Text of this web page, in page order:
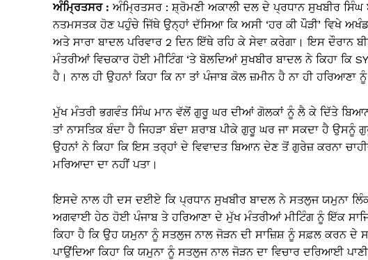
ਅੰਮ੍ਰਿਤਸਰ : ਅੰਮ੍ਰਿਤਸਰ : ਸ਼੍ਰੋਮਣੀ ਅਕਾਲੀ ਦਲ ਦੇ ਪ੍ਰਧਾਨ ਸੁਖਬੀਰ ਸਿੰਘ
ਨਤਮਸਤਕ ਹੋਣ ਪਹੁੰਚੇ ਜਿੱਥੇ ਉਨ੍ਹਾਂ ਦੱਸਿਆ ਕਿ ਅਸੀ ‘ਹਰ ਕੀ ਪੌੜੀ’ ਵਿਖੇ
ਅਤੇ ਸਾਰਾ ਬਾਦਲ ਪਰਿਵਾਰ 2 ਦਿਨ ਇੱਥੇ ਰਹਿ ਕੇ ਸੇਵਾ ਕਰੇਗਾ। ਇਸ ਦੌਰਾਨ
ਮੰਤਰੀਆਂ ਵਿਚਕਾਰ ਹੋਈ ਮੀਟਿੰਗ ‘ਤੇ ਬੋਲਦਿਆਂ ਸੁਖਬੀਰ ਬਾਦਲ ਨੇ ਕਿਹਾ ਕਿ
ਹੈ। ਨਾਲ ਹੀ ਉਹਨਾਂ ਕਿਹਾ ਕਿ ਨਾ ਤਾਂ ਪੰਜਾਬ ਕੋਲ ਜ਼ਮੀਨ ਹੈ ਨਾ ਹੀ ਹਰਿਆਣਾ
ਮੁੱਖ ਮੰਤਰੀ ਭਗਵੰਤ ਸਿੰਘ ਮਾਨ ਵੱਲੋਂ ਗੁਰੂ ਘਰ ਦੀਆਂ ਗੋਲਕਾਂ ਨੂੰ ਲੈ ਕੇ ਦਿੱਤੇ ਬਿਆਨ
ਤਾਂ ਨਾਸਤਿਕ ਬੰਦਾ ਹੈ ਜਿਹੜਾ ਬੰਦਾ ਸ਼ਰਾਬ ਪੀਕੇ ਗੁਰੂ ਘਰ ਜਾ ਸਕਦਾ ਹੈ ਉਸਨੂੰ
ਉਹਨਾਂ ਨੇ ਕਿਹਾ ਕਿ ਇਸ ਤਰ੍ਹਾਂ ਦੇ ਵਿਵਾਦਤ ਬਿਆਨ ਦੇਣ ਤੋਂ ਗੁਰੇਜ਼ ਕਰਨਾ
ਮਰਿਆਦਾ ਦਾ ਨਹੀਂ ਪਤਾ।
ਇਸਦੇ ਨਾਲ ਹੀ ਦਸ ਦਈਏ ਕਿ ਪ੍ਰਧਾਨ ਸੁਖਬੀਰ ਬਾਦਲ ਨੇ ਸਤਲੁਜ ਯਮੁਨਾ
ਅਗਵਾਈ ਹੇਠ ਹੋਈ ਪੰਜਾਬ ਤੇ ਹਰਿਆਣਾ ਦੇ ਮੁੱਖ ਮੰਤਰੀਆਂ ਮੀਟਿੰਗ ਨੂੰ ਇੱਕ
ਕਿਹਾ ਹੈ ਕਿ ਉਹ ਯਮੁਨਾ ਨੂੰ ਸਤਲੁਜ ਨਾਲ ਜੋੜਨ ਦੀ ਸਾਜ਼ਿਸ਼ ਨੂੰ ਸਫ਼ਲ ਕਰਨ
ਪਾਉਂਦਿਆ ਕਿਹਾ ਕਿ ਯਮੁਨਾ ਨੂੰ ਸਤਲੁਜ ਨਾਲ ਜੋੜਨ ਦਾ ਵਿਚਾਰ ਦਰਿਆਈ